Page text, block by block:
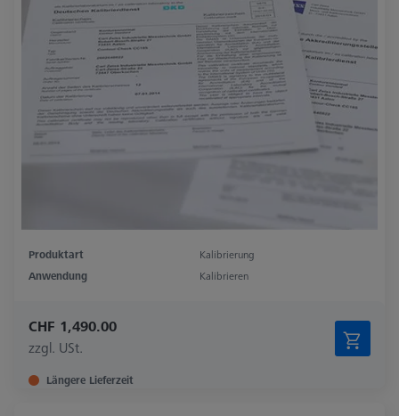
Produktart
Kalibrierung
Anwendung
Kalibrieren
CHF 1,490.00
zzgl. USt.
Längere Lieferzeit